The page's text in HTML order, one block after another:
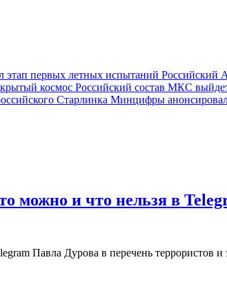
Российский
Российский состав МКС
Минцифры
можно и что нельзя в
Павла Дурова в перечень террористов